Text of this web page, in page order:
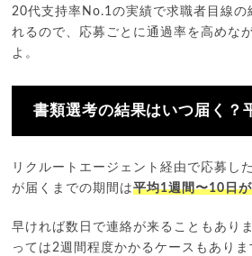
20代支持率No.1の実績で求職者目線の
れるので、応募ごとに通過率を高めな
よ。
書類選考の結果はいつ届く？
リクルートエージェント経由で応募し
が届くまでの期間は平均1週間〜10日
早ければ数日で連絡が来ることもあり
っては2週間程度かかるケースもあり